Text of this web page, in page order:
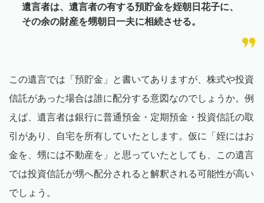
遺言者は、遺言者の有する預貯金を姪朝日花子に、
その余の財産を甥朝日一夫に相続させる。
この遺言では「預貯金」と書いてありますが、株式や投資
信託があった場合は誰に配分する意図なのでしょうか。例
えば、遺言者は銀行に普通預金・定期預金・投資信託の取
引があり、自宅を所有していたとします。仮に「姪にはお
金を、甥には不動産を」と思っていたとしても、この遺言
では投資信託が甥へ配分されると解釈される可能性が高い
でしょう。